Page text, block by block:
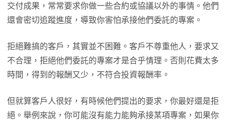
交付成果，常常要求你做一些合約或協議以外的事情。他們
還會密切追蹤進度，導致你害怕承接他們委託的專案。
拒絕難搞的客戶，其實並不困難。客戶不尊重他人，要求又
不合理，拒絕他們委託的專案才是合乎情理。否則花費太多
時間，得到的報酬又少，不符合投資報酬率。
但就算客戶人很好，有時候他們提出的要求，你最好還是拒
絕。舉例來說，你可能沒有能力能夠承接某項專案，如果你